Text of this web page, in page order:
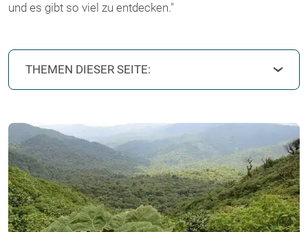
und es gibt so viel zu entdecken."
THEMEN DIESER SEITE: